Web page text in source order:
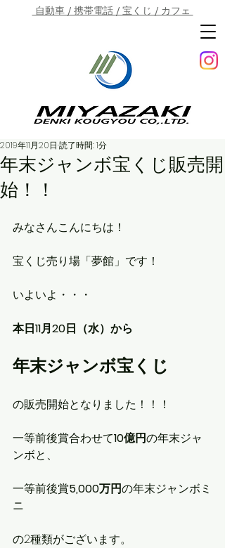
自動車 / 携帯電話 / 宝くじ / カフェ
年末ジャンボ宝くじ販売開
始！！
2019年11月20日 読了時間: 1分
みなさんこんにちは！
宝くじ売り場「夢館」です！
いよいよ・・・
本日11月20日（水）から
年末ジャンボ宝くじ
の販売開始となりました！！！
一等前後賞合わせて10億円の年末ジャ
ンボと、
一等前後賞5,000万円の年末ジャンボミ
ニ
の2種類がございます。